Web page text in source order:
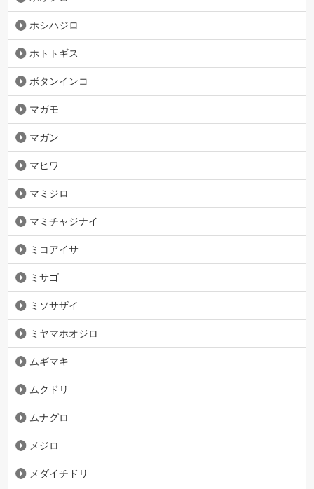
ホシハジロ
ホトトギス
ボタンインコ
マガモ
マガン
マヒワ
マミジロ
マミチャジナイ
ミコアイサ
ミサゴ
ミソサザイ
ミヤマホオジロ
ムギマキ
ムクドリ
ムナグロ
メジロ
メダイチドリ